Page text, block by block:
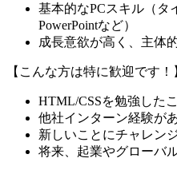
基本的なPCスキル（タ
PowerPointなど）
成長意欲が高く、主体
【こんな方は特に歓迎です！
HTML/CSSを勉強した
他社インターン経験が
新しいことにチャレン
将来、起業やグローバ